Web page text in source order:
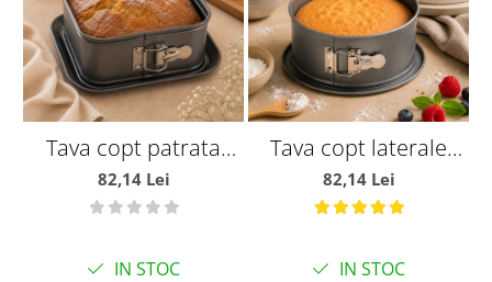
Tava copt patrata
colectia carat cu
laterale detasabile
82,14 Lei
IN STOC
Tava copt laterale
detasabile Ø18 cm
82,14 Lei
IN STOC